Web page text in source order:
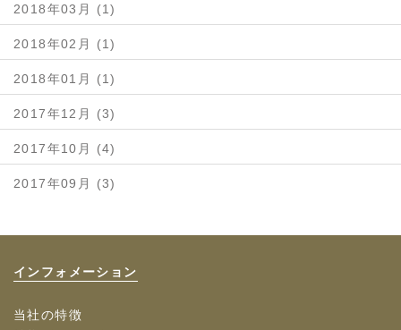
2018年03月 (1)
2018年02月 (1)
2018年01月 (1)
2017年12月 (3)
2017年10月 (4)
2017年09月 (3)
インフォメーション
当社の特徴